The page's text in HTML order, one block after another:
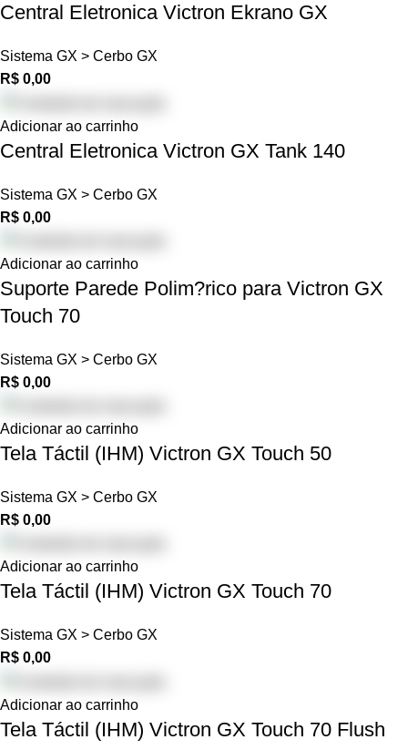
Central Eletronica Victron Ekrano GX
Sistema GX > Cerbo GX
R$ 0,00
Adicionar ao carrinho
Central Eletronica Victron GX Tank 140
Sistema GX > Cerbo GX
R$ 0,00
Adicionar ao carrinho
Suporte Parede Polim?rico para Victron GX
Touch 70
Sistema GX > Cerbo GX
R$ 0,00
Adicionar ao carrinho
Tela Táctil (IHM) Victron GX Touch 50
Sistema GX > Cerbo GX
R$ 0,00
Adicionar ao carrinho
Tela Táctil (IHM) Victron GX Touch 70
Sistema GX > Cerbo GX
R$ 0,00
Adicionar ao carrinho
Tela Táctil (IHM) Victron GX Touch 70 Flush